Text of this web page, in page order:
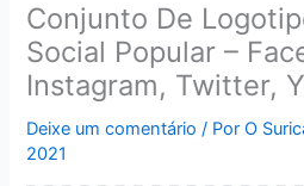
Conjunto De
Social Popular –
Instagram, Twitter,
Deixe um comentário / PorO
2021